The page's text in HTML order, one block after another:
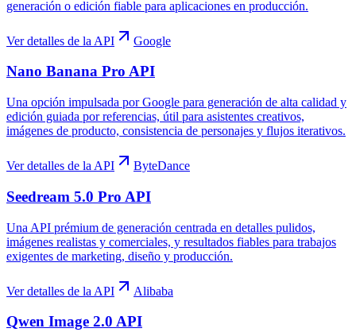
generación o edición fiable para aplicaciones en producción.
Ver detalles de la API Google
Nano Banana Pro API
Una opción impulsada por Google para generación de alta calidad y
edición guiada por referencias, útil para asistentes creativos,
imágenes de producto, consistencia de personajes y flujos iterativos.
Ver detalles de la API ByteDance
Seedream 5.0 Pro API
Una API prémium de generación centrada en detalles pulidos,
imágenes realistas y comerciales, y resultados fiables para trabajos
exigentes de marketing, diseño y producción.
Ver detalles de la API Alibaba
Qwen Image 2.0 API